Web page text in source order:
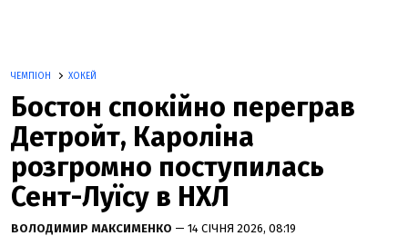
ЧЕМПІОН ХОКЕЙ
Бостон спокійно переграв
Детройт, Кароліна
розгромно поступилась
Сент-Луїсу в НХЛ
ВОЛОДИМИР МАКСИМЕНКО — 14 СІЧНЯ 2026, 08:19